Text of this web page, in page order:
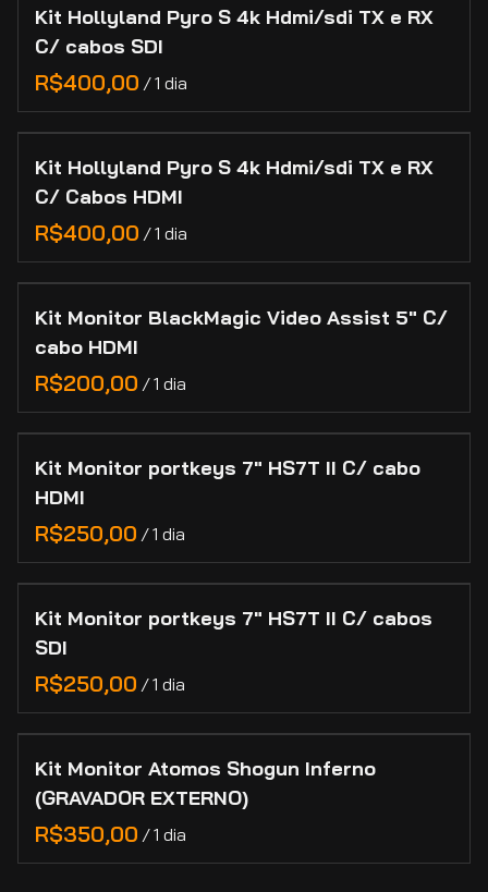
Home
Categorias
Lentes
Marcas
Feelworld
Manutenção de Lentes de Cinema
Contato
Cadastro
Kit Hollyland Pyro S 4k Hdmi/sdi TX e RX
C/ cabos SDI
/
Kit Hollyland Pyro S 4k Hdmi/sdi TX e RX
C/ Cabos HDMI
/
Kit Monitor BlackMagic Video Assist 5" C/
cabo HDMI
/
Kit Monitor portkeys 7" HS7T II C/ cabo
HDMI
/
Kit Monitor portkeys 7" HS7T II C/ cabos
SDI
/
Kit Monitor Atomos Shogun Inferno
(GRAVADOR EXTERNO)
/